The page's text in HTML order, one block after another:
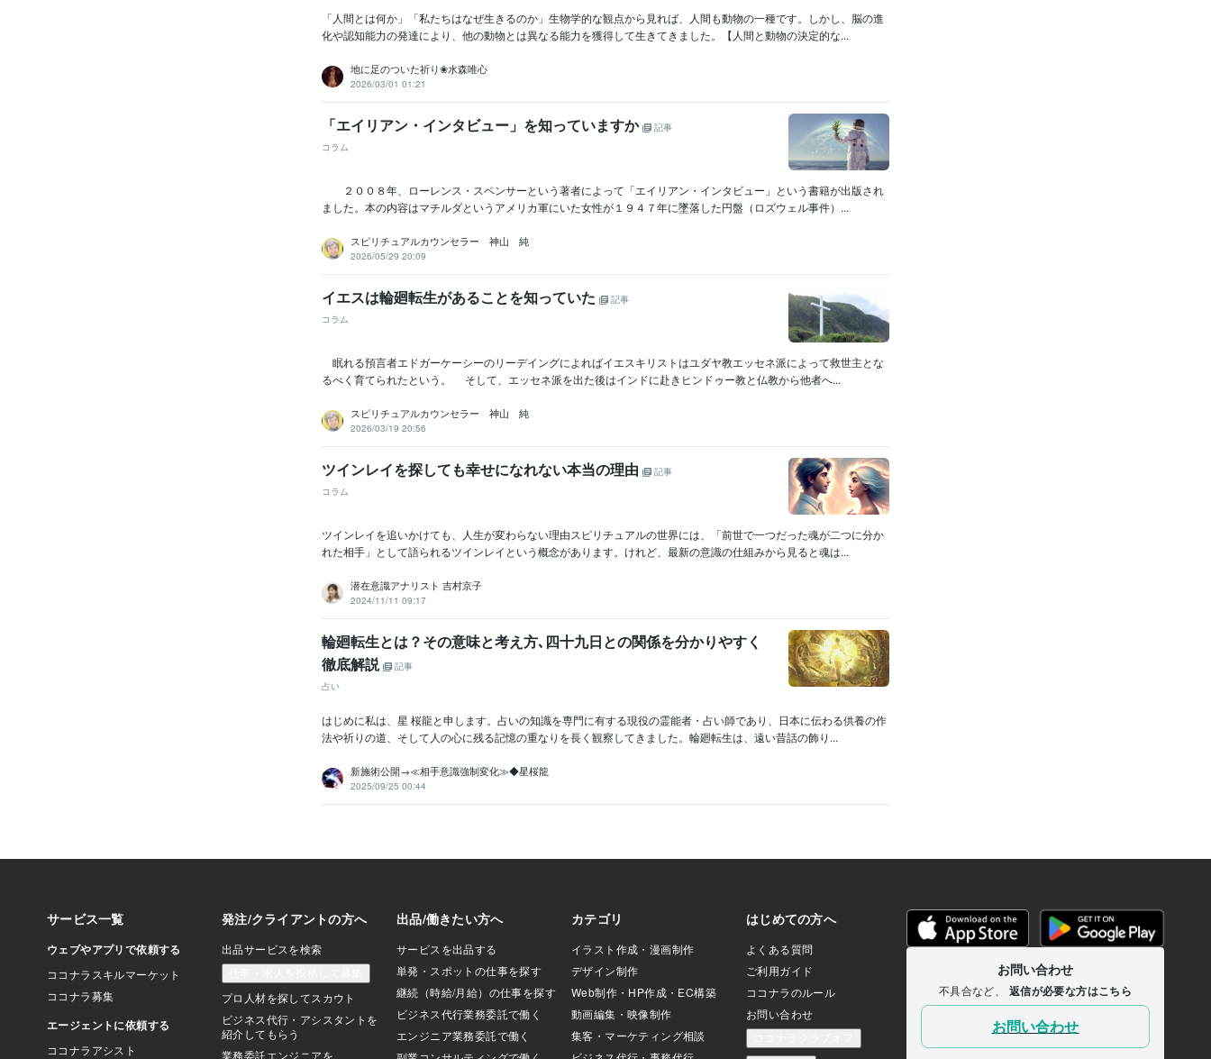
「人間とは何か」「私たちはなぜ生きるのか」生物学的な観点から見れば、人間も動物の一種です。しかし、脳の進
化や認知能力の発達により、他の動物とは異なる能力を獲得して生きてきました。【人間と動物の決定的な...
地に足のついた祈り❀水森唯心
2026/03/01 01:21
「エイリアン・インタビュー」を知っていますか
記事
コラム
２００８年、ローレンス・スペンサーという著者によって「エイリアン・インタビュー」という書籍が出版され
ました。本の内容はマチルダというアメリカ軍にいた女性が１９４７年に墜落した円盤（ロズウェル事件）...
スピリチュアルカウンセラー 神山 純
2026/05/29 20:09
イエスは輪廻転生があることを知っていた
記事
コラム
眠れる預言者エドガーケーシーのリーデイングによればイエスキリストはユダヤ教エッセネ派によって救世主とな
るべく育てられたという。 そして、エッセネ派を出た後はインドに赴きヒンドゥー教と仏教から他者へ...
スピリチュアルカウンセラー 神山 純
2026/03/19 20:56
ツインレイを探しても幸せになれない本当の理由
記事
コラム
ツインレイを追いかけても、人生が変わらない理由スピリチュアルの世界には、「前世で一つだった魂が二つに分か
れた相手」として語られるツインレイという概念があります。けれど、最新の意識の仕組みから見ると魂は...
潜在意識アナリスト 吉村京子
2024/11/11 09:17
輪廻転生とは？その意味と考え方､四十九日との関係を分かりやすく
徹底解説
記事
占い
はじめに私は、星 桜龍と申します。占いの知識を専門に有する現役の霊能者・占い師であり、日本に伝わる供養の作
法や祈りの道、そして人の心に残る記憶の重なりを長く観察してきました。輪廻転生は、遠い昔話の飾り...
新施術公開→≪相手意識強制変化≫◆星桜龍
2025/09/25 00:44